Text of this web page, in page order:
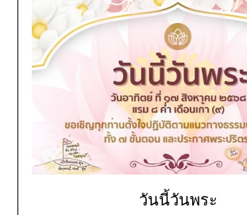
วันนี้วันพระ